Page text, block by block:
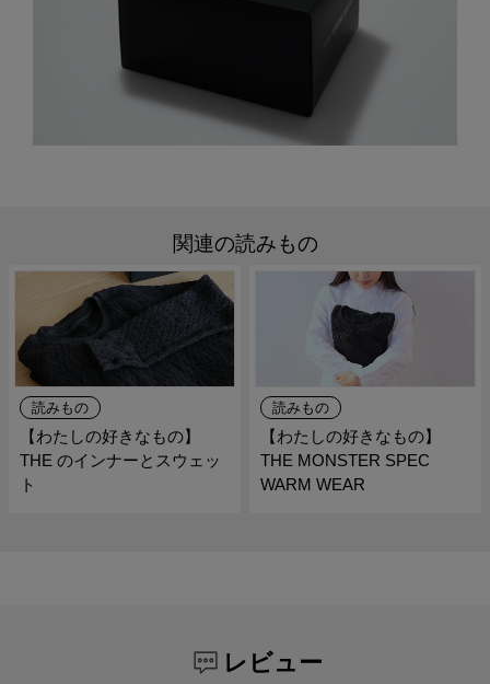
関連の読みもの
読みもの
【わたしの好きなもの】
THE のインナーとスウェッ
ト
読みもの
【わたしの好きなもの】
THE MONSTER SPEC
WARM WEAR
レビュー